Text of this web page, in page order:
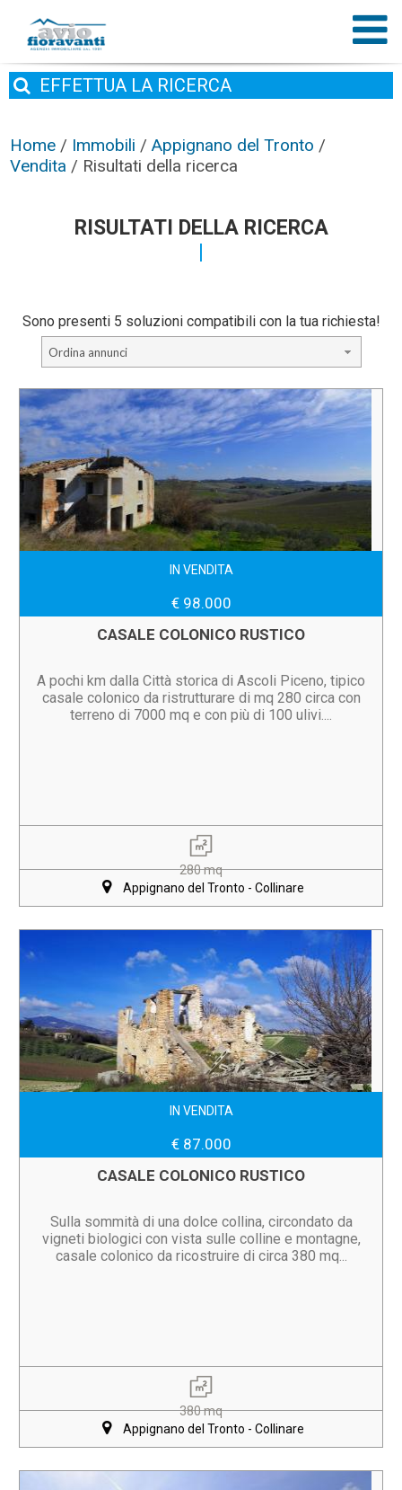
EFFETTUA LA RICERCA
Home / Immobili /Appignano del Tronto /
Vendita / Risultati della ricerca
RISULTATI DELLA RICERCA
Sono presenti 5 soluzioni compatibili con la tua richiesta!
Ordina annunci
IN VENDITA
€ 98.000
CASALE COLONICO RUSTICO
A pochi km dalla Città storica di Ascoli Piceno, tipico
casale colonico da ristrutturare di mq 280 circa con
terreno di 7000 mq e con più di 100 ulivi....
280 mq
Appignano del Tronto - Collinare
IN VENDITA
€ 87.000
CASALE COLONICO RUSTICO
Sulla sommità di una dolce collina, circondato da
vigneti biologici con vista sulle colline e montagne,
casale colonico da ricostruire di circa 380 mq...
380 mq
Appignano del Tronto - Collinare